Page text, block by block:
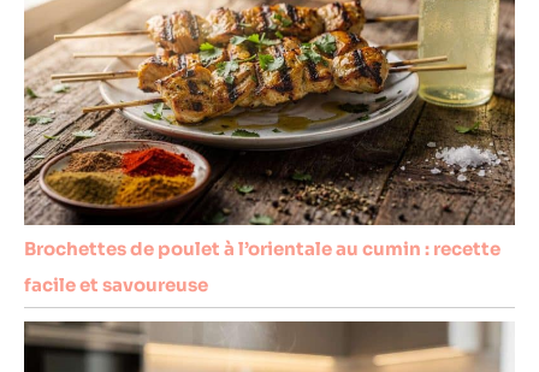
Brochettes de poulet à l’orientale au cumin : recette
facile et savoureuse